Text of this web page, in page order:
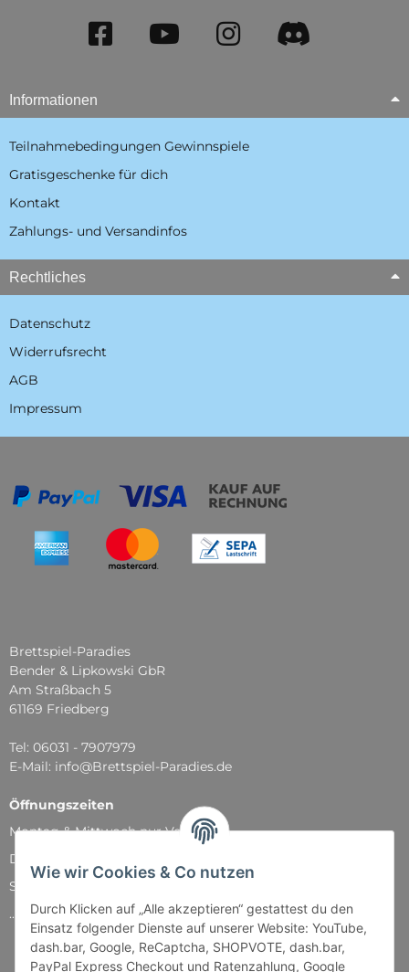
Wie wir Cookies & Co nutzen
Durch Klicken auf „Alle akzeptieren“ gestattest du den
Einsatz folgender Dienste auf unserer Website: YouTube,
dash.bar, Google, ReCaptcha, SHOPVOTE, dash.bar,
PayPal Express Checkout und Ratenzahlung, Google
Informationen
Teilnahmebedingungen Gewinnspiele
Gratisgeschenke für dich
Kontakt
Zahlungs- und Versandinfos
Rechtliches
Datenschutz
Widerrufsrecht
AGB
Impressum
Brettspiel-Paradies
Bender & Lipkowski GbR
Am Straßbach 5
61169 Friedberg
Tel: 06031 - 7907979
E-Mail: info@Brettspiel-Paradies.de
Öffnungszeiten
Montag & Mittwoch nur Versand
Dienstag, Donnerstag und Freitag: 11:00 - 18:30 Uhr
Samstag: 11:00 - 14:00 Uhr
...und natürlich während unserer Events